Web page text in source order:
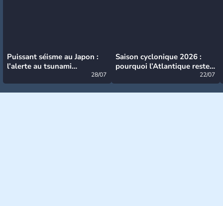
Puissant séisme au Japon :
l’alerte au tsunami
28/07
Saison cyclonique 2026 :
pourquoi l’Atlantique reste
22/07